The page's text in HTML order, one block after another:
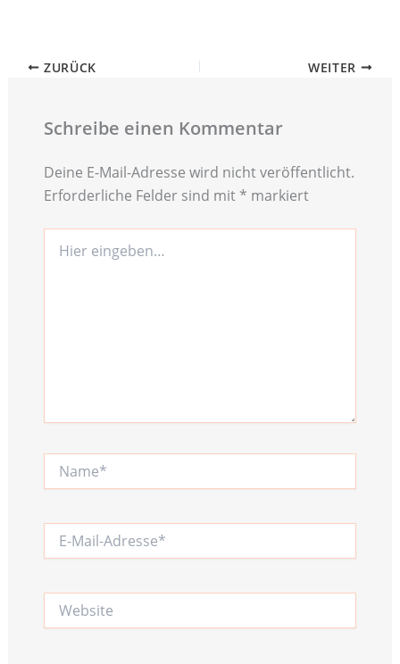
ZURÜCK WEITER
Schreibe einen Kommentar
Deine E-Mail-Adresse wird nicht veröffentlicht.
Erforderliche Felder sind mit * markiert
eingeben…
Mail-
Website